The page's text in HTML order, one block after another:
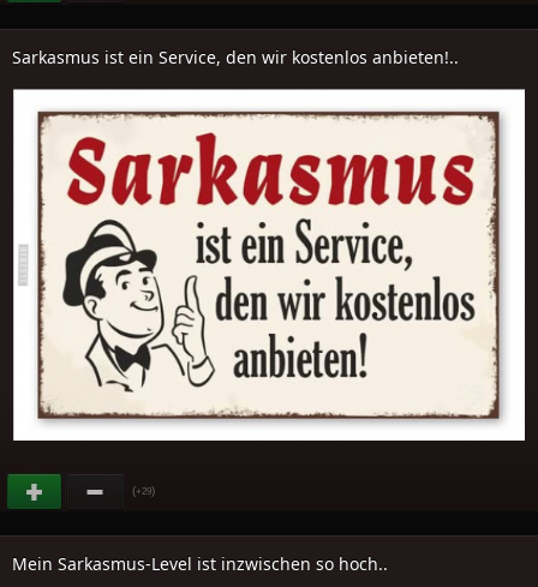
Sarkasmus ist ein Service, den wir kostenlos anbieten!..
(+29)
Mein Sarkasmus-Level ist inzwischen so hoch..